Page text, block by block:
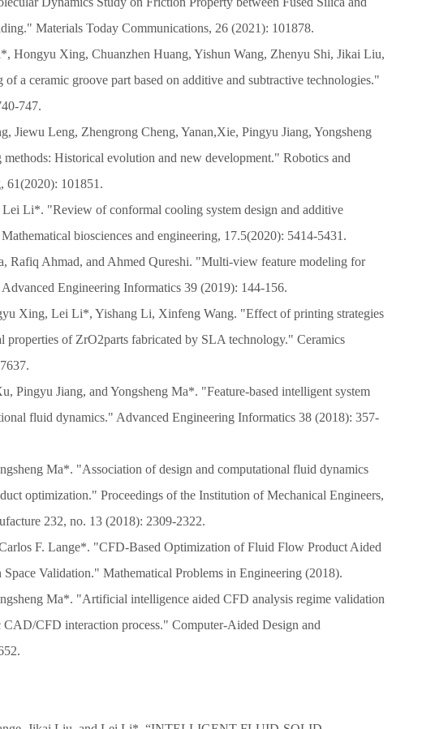
Materials Today Communications, 26 (2021): 101878.
Hongyu Xing, Chuanzhen Huang, Yishun Wang, Zhenyu Shi, Jikai Liu,
a ceramic groove part based on additive and subtractive technologies."
747.
Jiewu Leng, Zhengrong Cheng, Yanan,Xie, Pingyu Jiang, Yongsheng
Historical evolution and new development." Robotics and
61(2020): 101851.
Li*. "Review of conformal cooling system design and additive
biosciences and engineering, 17.5(2020): 5414-5431.
Rafiq Ahmad, and Ahmed Qureshi. "Multi-view feature modeling for
Engineering Informatics 39 (2019): 144-156.
Xing, Lei Li*, Yishang Li, Xinfeng Wang. "Effect of printing strategies
properties of ZrO2parts fabricated by SLA technology." Ceramics
Pingyu Jiang, and Yongsheng Ma*. "Feature-based intelligent system
fluid dynamics." Advanced Engineering Informatics 38 (2018): 357-
Ma*. "Association of design and computational fluid dynamics
optimization." Proceedings of the Institution of Mechanical Engineers,
232, no. 13 (2018): 2309-2322.
F. Lange*. "CFD-Based Optimization of Fluid Flow Product Aided
Validation." Mathematical Problems in Engineering (2018).
Ma*. "Artificial intelligence aided CFD analysis regime validation
CAD/CFD interaction process." Computer-Aided Design and